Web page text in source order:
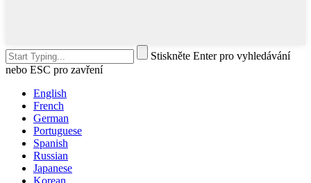
Stiskněte Enter pro vyhledávání
nebo ESC pro zavření
English
French
German
Portuguese
Spanish
Russian
Japanese
Korean